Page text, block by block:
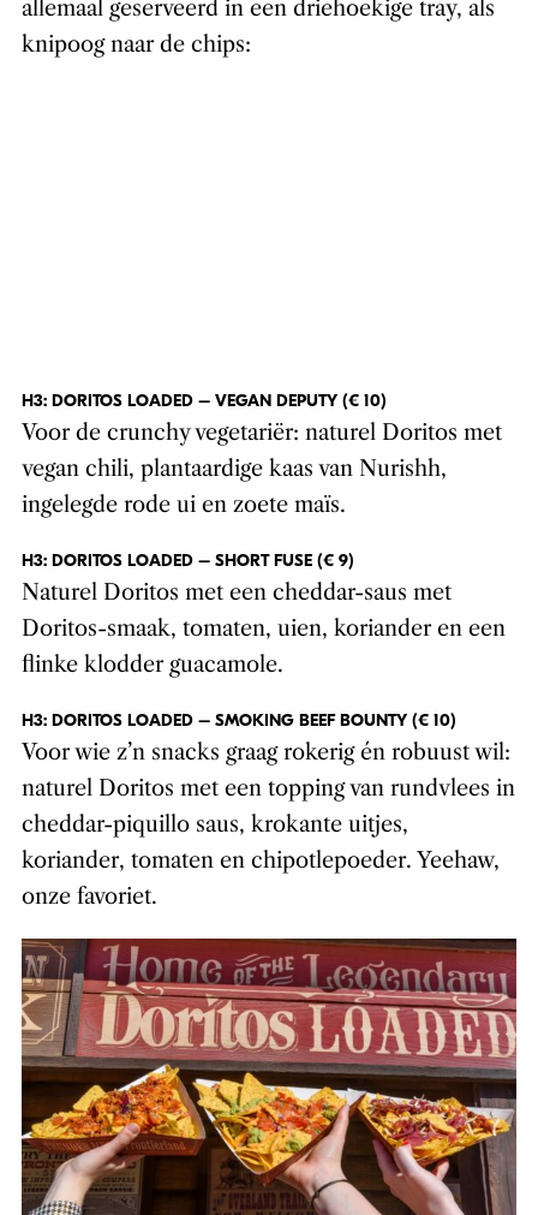
allemaal geserveerd in een driehoekige tray, als
knipoog naar de chips:
H3: DORITOS LOADED – VEGAN DEPUTY (€ 10)
Voor de crunchy vegetariër: naturel Doritos met
vegan chili, plantaardige kaas van Nurishh,
ingelegde rode ui en zoete maïs.
H3: DORITOS LOADED – SHORT FUSE (€ 9)
Naturel Doritos met een cheddar-saus met
Doritos-smaak, tomaten, uien, koriander en een
flinke klodder guacamole.
H3: DORITOS LOADED – SMOKING BEEF BOUNTY (€ 10)
Voor wie z’n snacks graag rokerig én robuust wil:
naturel Doritos met een topping van rundvlees in
cheddar-piquillo saus, krokante uitjes,
koriander, tomaten en chipotlepoeder. Yeehaw,
onze favoriet.